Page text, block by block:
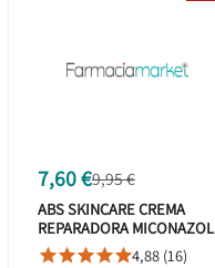
7,60 €9,95 €
ABS SKINCARE CREMA
REPARADORA MICONAZOL
200 GRAMOS
4,88 (16)